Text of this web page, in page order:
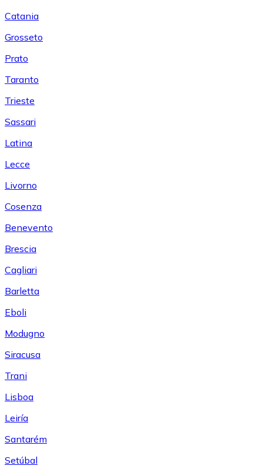
Catania
Grosseto
Prato
Taranto
Trieste
Sassari
Latina
Lecce
Livorno
Cosenza
Benevento
Brescia
Cagliari
Barletta
Eboli
Modugno
Siracusa
Trani
Lisboa
Leiría
Santarém
Setúbal